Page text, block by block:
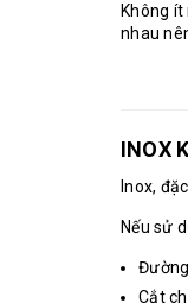
Không
nhau
INOX
Inox,
Nếu sử
Cắt